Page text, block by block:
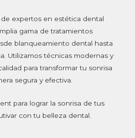
expertos en estética dental
gama de tratamientos
blanqueamiento dental hasta
Utilizamos técnicas modernas y
para transformar tu sonrisa
segura y efectiva.
para lograr la sonrisa de tus
con tu belleza dental.